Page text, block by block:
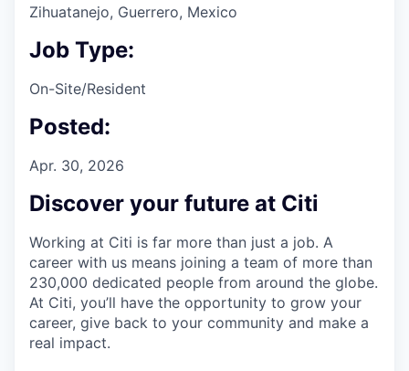
Zihuatanejo, Guerrero, Mexico
Job Type:
On-Site/Resident
Posted:
Apr. 30, 2026
Discover your future at Citi
Working at Citi is far more than just a job. A
career with us means joining a team of more than
230,000 dedicated people from around the globe.
At Citi, you’ll have the opportunity to grow your
career, give back to your community and make a
real impact.